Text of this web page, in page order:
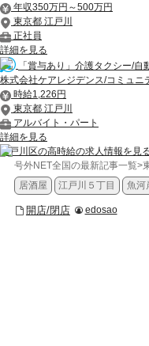
年収350万円～500万円
東京都 江戸川
正社員
詳細を見る
「賞与あり」介護タクシー/
株式会社ケアレジデンス/コミュニ
時給1,226円
東京都 江戸川
アルバイト・パート
詳細を見る
江戸川区の高時給の求人情報を見
号外NET全国の最新記事一覧>
居酒屋
江戸川５丁目 魚河
開店/閉店 edosao